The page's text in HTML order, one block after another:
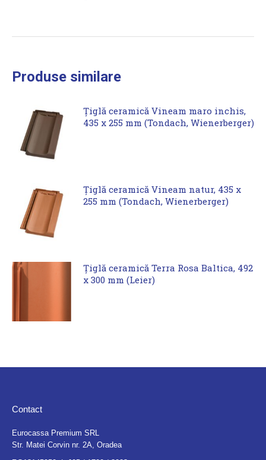
Produse similare
Țiglă ceramică Vineam maro inchis,
435 x 255 mm (Tondach, Wienerberger)
Țiglă ceramică Vineam natur, 435 x
255 mm (Tondach, Wienerberger)
Țiglă ceramică Terra Rosa Baltica, 492
x 300 mm (Leier)
Contact
Eurocassa Premium SRL
Str. Matei Corvin nr. 2A, Oradea